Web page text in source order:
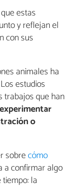
estas
y reflejan el
con sus
animales ha
estudios
trabajos que han
o
sobrecómo
a confirmar algo
la